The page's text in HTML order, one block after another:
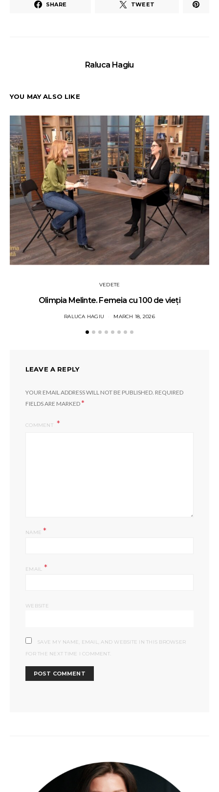
SHARE TWEET
Raluca Hagiu
YOU MAY ALSO LIKE
VEDETE
Olimpia Melinte. Femeia cu 100 de vieți
RALUCA HAGIU MARCH 18, 2026
LEAVE A REPLY
YOUR EMAIL ADDRESS WILL NOT BE PUBLISHED. REQUIRED
FIELDS ARE MARKED*
COMMENT
NAME*
EMAIL *
WEBSITE
SAVE MY NAME, EMAIL, AND WEBSITE IN THIS BROWSER
FOR THE NEXT TIME I COMMENT.